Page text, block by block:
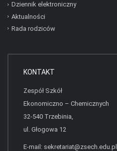
Dziennik elektroniczny
Aktualności
Rada rodziców
KONTAKT
Zespół Szkół
Ekonomiczno – Chemicznych
32-540 Trzebinia,
ul. Głogowa 12
E-mail: sekretariat@zsech.edu.pl